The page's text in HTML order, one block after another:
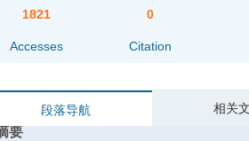
1821
Accesses
0
Citation
段落导航 相关
要